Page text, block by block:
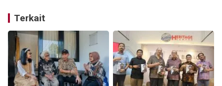
Terkait